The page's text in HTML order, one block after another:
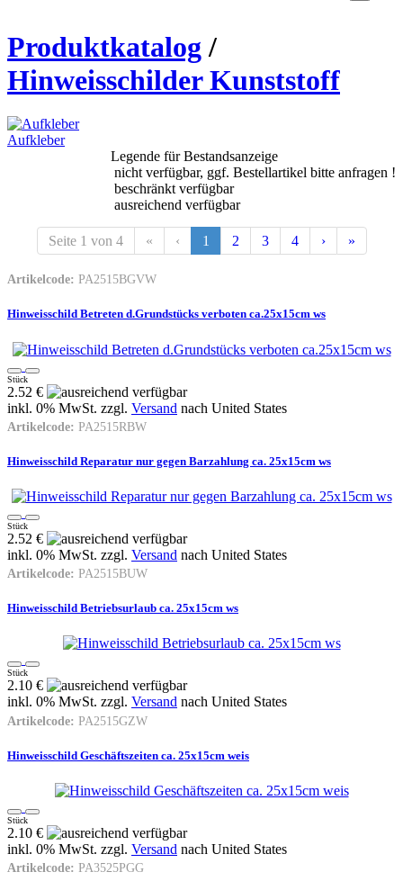
Produktkatalog /
Hinweisschilder Kunststoff
Aufkleber
Legende für Bestandsanzeige
nicht verfügbar, ggf. Bestellartikel bitte anfragen !
beschränkt verfügbar
ausreichend verfügbar
Seite 1 von 4 « ‹ 1 2 3 4 › »
Artikelcode: PA2515BGVW
Hinweisschild Betreten d.Grundstücks verboten ca.25x15cm ws
Stück
2.52 €
inkl. 0% MwSt. zzgl. Versand nach United States
Artikelcode: PA2515RBW
Hinweisschild Reparatur nur gegen Barzahlung ca. 25x15cm ws
Stück
2.52 €
inkl. 0% MwSt. zzgl. Versand nach United States
Artikelcode: PA2515BUW
Hinweisschild Betriebsurlaub ca. 25x15cm ws
Stück
2.10 €
inkl. 0% MwSt. zzgl. Versand nach United States
Artikelcode: PA2515GZW
Hinweisschild Geschäftszeiten ca. 25x15cm weis
Stück
2.10 €
inkl. 0% MwSt. zzgl. Versand nach United States
Artikelcode: PA3525PGG